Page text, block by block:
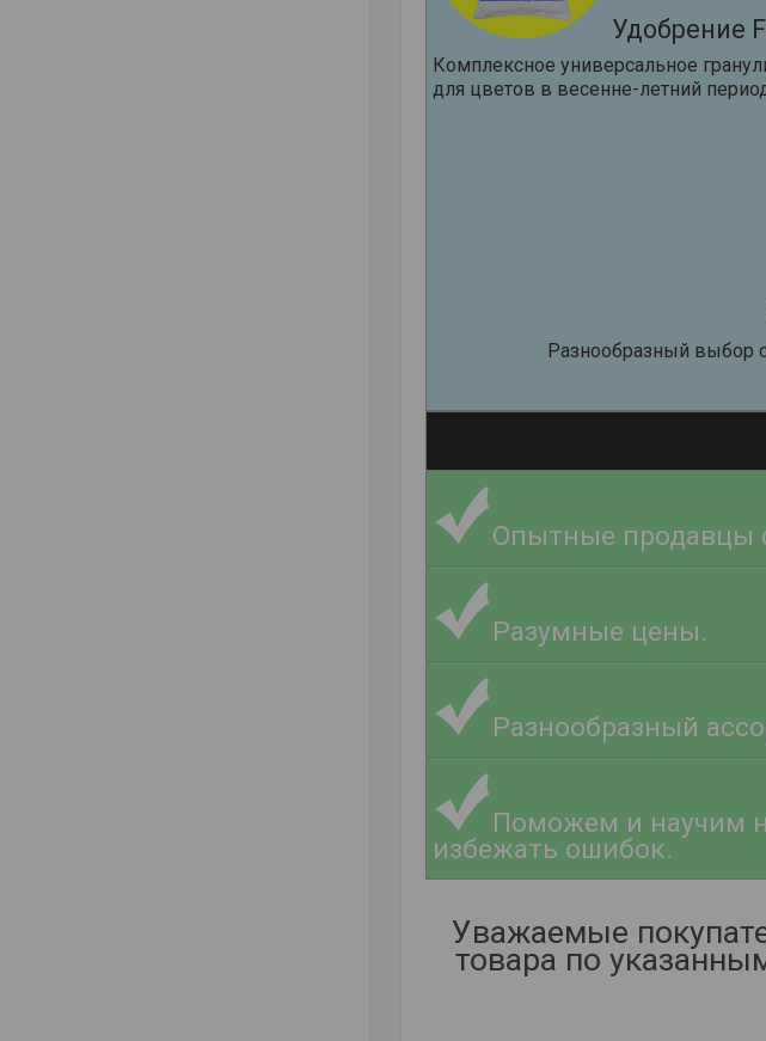
Удобрение
Комплексное универсальное
для цветов в весенне-летний
Разнообразный выбор
Опытные продавцы
Разумные цены.
Разнообразный
Поможем и научим
избежать ошибок.
Уважаемые
товара по